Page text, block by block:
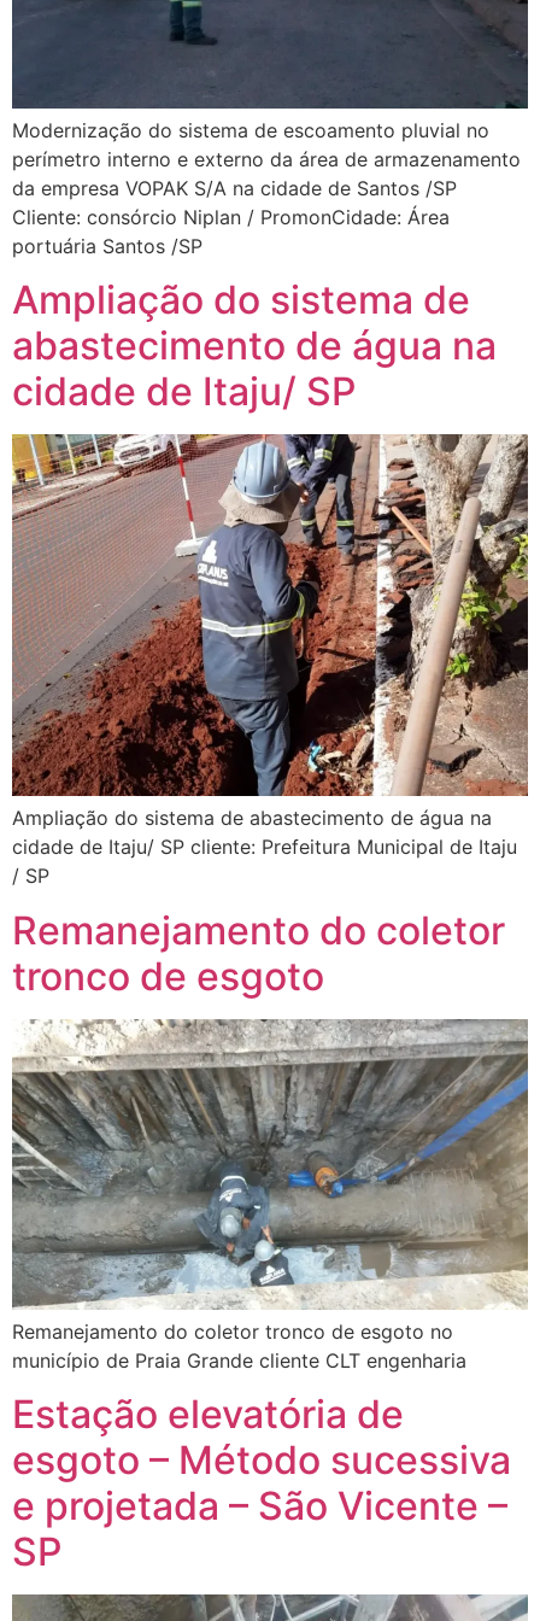
Modernização do sistema de escoamento pluvial no
perímetro interno e externo da área de armazenamento
da empresa VOPAK S/A na cidade de Santos /SP
Cliente: consórcio Niplan / PromonCidade: Área
portuária Santos /SP
Ampliação do sistema de
abastecimento de água na
cidade de Itaju/ SP
Ampliação do sistema de abastecimento de água na
cidade de Itaju/ SP cliente: Prefeitura Municipal de Itaju
/ SP
Remanejamento do coletor
tronco de esgoto
Remanejamento do coletor tronco de esgoto no
município de Praia Grande cliente CLT engenharia
Estação elevatória de
esgoto – Método sucessiva
e projetada – São Vicente –
SP